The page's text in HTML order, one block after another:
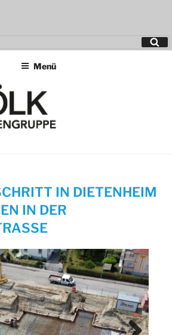
Menü
IN DIETENHEIM
IN DER